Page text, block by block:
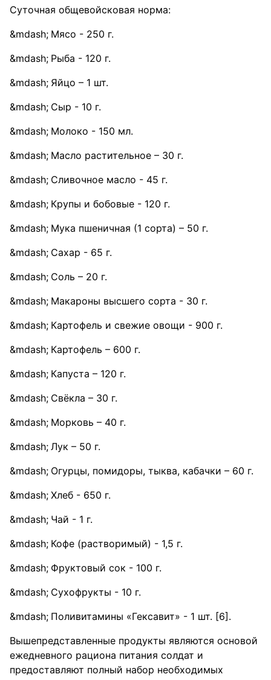
Cуточная общевойсковая норма:
Мясо - 250 г.
Рыба - 120 г.
Яйцо – 1 шт.
Сыр - 10 г.
Молоко - 150 мл.
Масло растительное – 30 г.
Сливочное масло - 45 г.
Крупы и бобовые - 120 г.
Мука пшеничная (1 сорта) – 50 г.
Сахар - 65 г.
Соль – 20 г.
Макароны высшего сорта - 30 г.
Картофель и свежие овощи - 900 г.
Картофель – 600 г.
Капуста – 120 г.
Свёкла – 30 г.
Морковь – 40 г.
Лук – 50 г.
Огурцы, помидоры, тыква, кабачки – 60 г.
Хлеб - 650 г.
Чай - 1 г.
Кофе (растворимый) - 1,5 г.
Фруктовый сок - 100 г.
Сухофрукты - 10 г.
Поливитамины «Гексавит» - 1 шт. [6].
Вышепредставленные продукты являются основой
ежедневного рациона питания солдат и
предоставляют полный набор необходимых